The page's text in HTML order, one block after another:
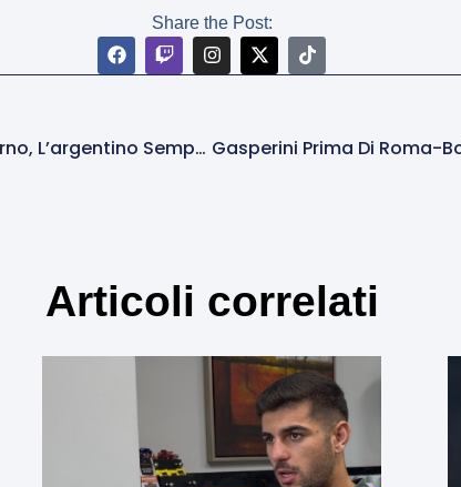
Share the Post:
Dybala-Roma: Il Boca Spinge Per Il Ritorno, L’argentino Sempre Più Lontano
Articoli correlati